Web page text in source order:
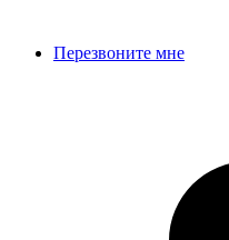
Перезвоните мне